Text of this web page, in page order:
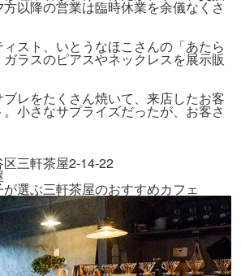
以降の営業は臨時休業を余儀なくさ
スト、いとうなほこさんの「あたら
ラスのピアスやネックレスを展示販
レをたくさん焼いて、来店したお客
小さなサプライズだったが、お客さ
三軒茶屋2-14-22
選ぶ三軒茶屋のおすすめカフェ